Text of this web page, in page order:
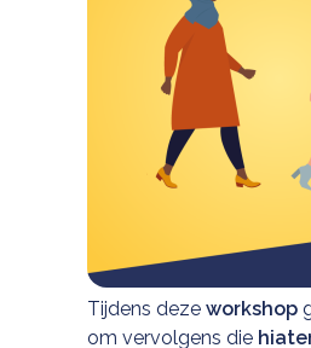
Tijdens deze workshop
om vervolgens die